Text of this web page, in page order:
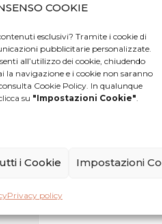
COOKIE
esclusivi? Tramite i cookie di
pubblicitarie personalizzate.
all’utilizzo dei cookie, chiudendo
la navigazione e i cookie non saranno
Cookie Policy. In qualunque
su "Impostazioni Cookie".
i Cookie Impostazioni
Privacy policy